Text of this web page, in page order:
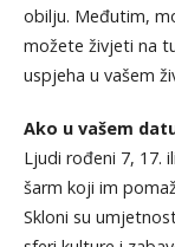
obilju. Međutim,
možete živjeti na
uspjeha u vašem
Ako u vašem
Ljudi rođeni 7, 17.
šarm koji im
Skloni su